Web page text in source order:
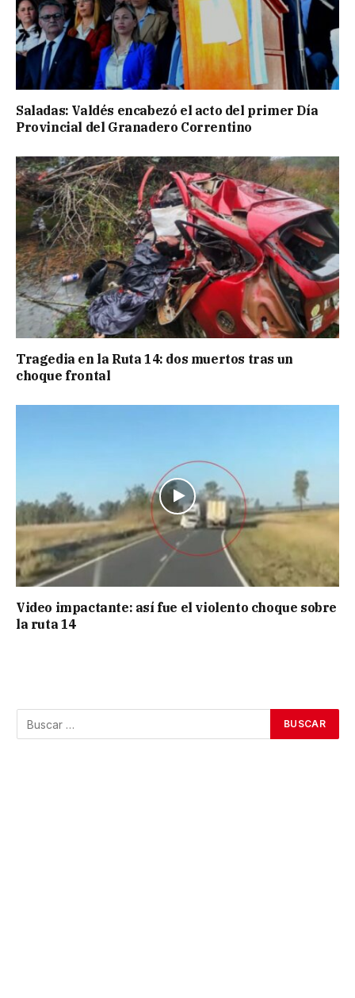
Saladas: Valdés encabezó el acto del primer Día
Provincial del Granadero Correntino
Tragedia en la Ruta 14: dos muertos tras un
choque frontal
Video impactante: así fue el violento choque sobre
la ruta 14